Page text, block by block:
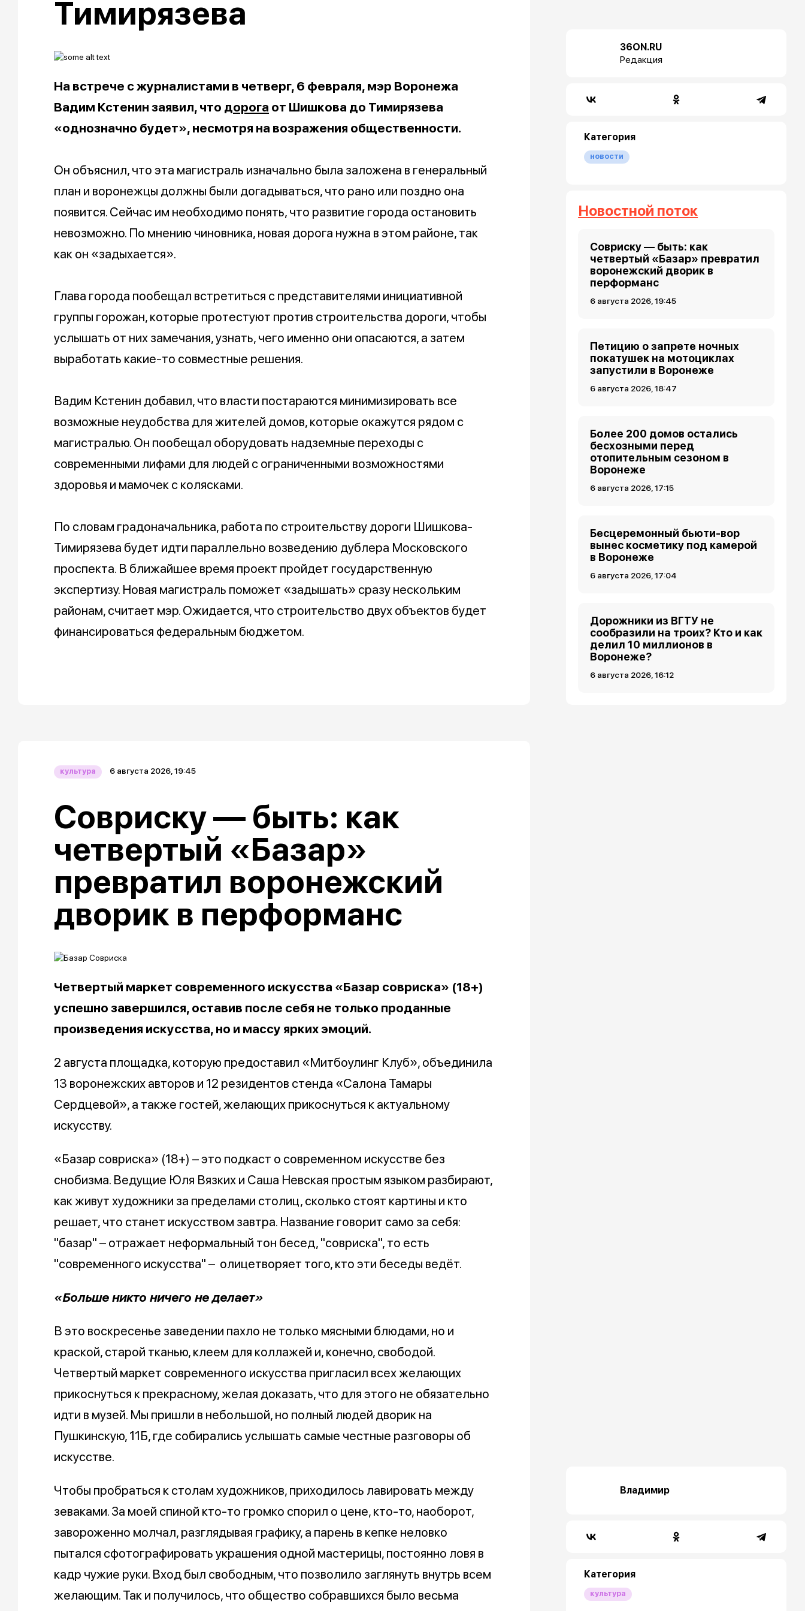
Тимирязева
На встрече с журналистами в четверг, 6 февраля, мэр Воронежа
Вадим Кстенин заявил, что дорога от Шишкова до Тимирязева
«однозначно будет», несмотря на возражения общественности.
Он объяснил, что эта магистраль изначально была заложена в генеральный
план и воронежцы должны были догадываться, что рано или поздно она
появится. Сейчас им необходимо понять, что развитие города остановить
невозможно. По мнению чиновника, новая дорога нужна в этом районе, так
как он «задыхается».
Глава города пообещал встретиться с представителями инициативной
группы горожан, которые протестуют против строительства дороги, чтобы
услышать от них замечания, узнать, чего именно они опасаются, а затем
выработать какие-то совместные решения.
Вадим Кстенин добавил, что власти постараются минимизировать все
возможные неудобства для жителей домов, которые окажутся рядом с
магистралью. Он пообещал оборудовать надземные переходы с
современными лифами для людей с ограниченными возможностями
здоровья и мамочек с колясками.
По словам градоначальника, работа по строительству дороги Шишкова-
Тимирязева будет идти параллельно возведению дублера Московского
проспекта. В ближайшее время проект пройдет государственную
экспертизу. Новая магистраль поможет «задышать» сразу нескольким
районам, считает мэр. Ожидается, что строительство двух объектов будет
финансироваться федеральным бюджетом.
36ON.RU
Редакция
Категория
новости
Новостной поток
Совриску — быть: как
четвертый «Базар» превратил
воронежский дворик в
перформанс
6 августа 2026, 19:45
Петицию о запрете ночных
покатушек на мотоциклах
запустили в Воронеже
6 августа 2026, 18:47
Более 200 домов остались
бесхозными перед
отопительным сезоном в
Воронеже
6 августа 2026, 17:15
Бесцеремонный бьюти-вор
вынес косметику под камерой
в Воронеже
6 августа 2026, 17:04
Дорожники из ВГТУ не
сообразили на троих? Кто и как
делил 10 миллионов в
Воронеже?
6 августа 2026, 16:12
культура 6 августа 2026, 19:45
Совриску — быть: как
четвертый «Базар»
превратил воронежский
дворик в перформанс
Четвертый маркет современного искусства «Базар совриска» (18+)
успешно завершился, оставив после себя не только проданные
произведения искусства, но и массу ярких эмоций.
2 августа площадка, которую предоставил «Митбоулинг Клуб», объединила
13 воронежских авторов и 12 резидентов стенда «Салона Тамары
Сердцевой», а также гостей, желающих прикоснуться к актуальному
искусству.
«Базар совриска» (18+) – это подкаст о современном искусстве без
снобизма. Ведущие Юля Вязких и Саша Невская простым языком разбирают,
как живут художники за пределами столиц, сколько стоят картины и кто
решает, что станет искусством завтра. Название говорит само за себя:
"базар" – отражает неформальный тон бесед, "совриска", то есть
"современного искусства" – олицетворяет того, кто эти беседы ведёт.
«Больше никто ничего не делает»
В это воскресенье заведении пахло не только мясными блюдами, но и
краской, старой тканью, клеем для коллажей и, конечно, свободой.
Четвертый маркет современного искусства пригласил всех желающих
прикоснуться к прекрасному, желая доказать, что для этого не обязательно
идти в музей. Мы пришли в небольшой, но полный людей дворик на
Пушкинскую, 11Б, где собирались услышать самые честные разговоры об
искусстве.
Чтобы пробраться к столам художников, приходилось лавировать между
зеваками. За моей спиной кто-то громко спорил о цене, кто-то, наоборот,
завороженно молчал, разглядывая графику, а парень в кепке неловко
пытался сфотографировать украшения одной мастерицы, постоянно ловя в
кадр чужие руки. Вход был свободным, что позволило заглянуть внутрь всем
желающим. Так и получилось, что общество собравшихся было весьма
Владимир
Категория
культура